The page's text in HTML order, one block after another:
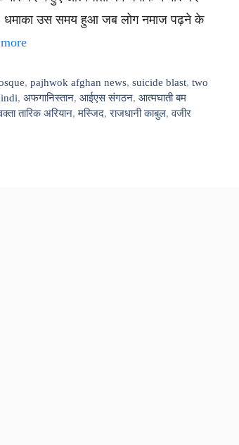
धमाका उस समय हुआ जब लोग नमाज पढ़ने के
,pajhwok afghan news,suicide blast,two
, अफगानिस्तान, आईएस संगठन, आत्मघाती बम
तारिक अरियान,मस्जिद,राजधानी काबुल,वजीर